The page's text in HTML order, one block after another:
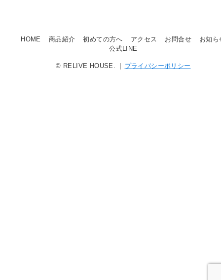
HOME 商品紹介 初めての方へ アクセス お問合せ
お知ら
公式LINE
© RELIVE HOUSE. | プライバシーポリシー